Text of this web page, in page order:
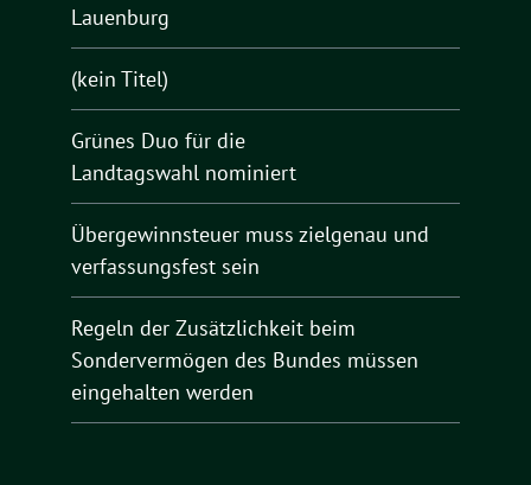
Lauenburg
(kein Titel)
Grünes Duo für die
Landtagswahl nominiert
Übergewinnsteuer muss zielgenau und
verfassungsfest sein
Regeln der Zusätzlichkeit beim
Sondervermögen des Bundes müssen
eingehalten werden